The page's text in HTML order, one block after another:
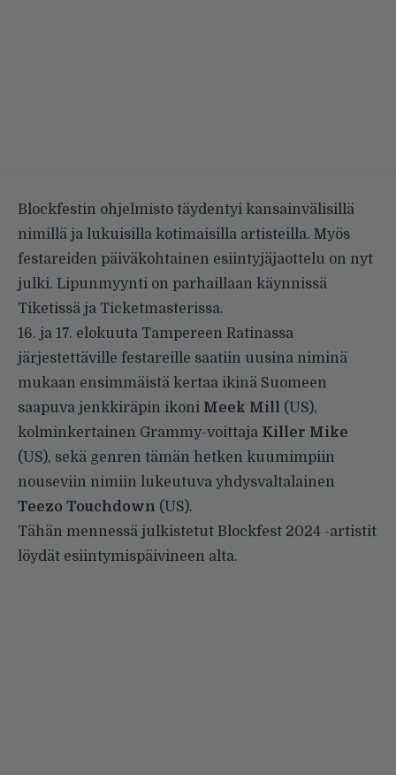
Blockfestin ohjelmisto täydentyi kansainvälisillä
nimillä ja lukuisilla kotimaisilla artisteilla. Myös
festareiden päiväkohtainen esiintyjäjaottelu on nyt
julki. Lipunmyynti on parhaillaan käynnissä
Tiketissä ja Ticketmasterissa.
16. ja 17. elokuuta Tampereen Ratinassa
järjestettäville festareille saatiin uusina niminä
mukaan ensimmäistä kertaa ikinä Suomeen
saapuva jenkkiräpin ikoni Meek Mill
(US),
kolminkertainen Grammy-voittaja Killer Mike
(US), sekä genren tämän hetken kuumimpiin
nouseviin nimiin lukeutuva yhdysvaltalainen
Teezo Touchdown (US).
Tähän mennessä julkistetut Blockfest 2024 -artistit
löydät esiintymispäivineen alta.